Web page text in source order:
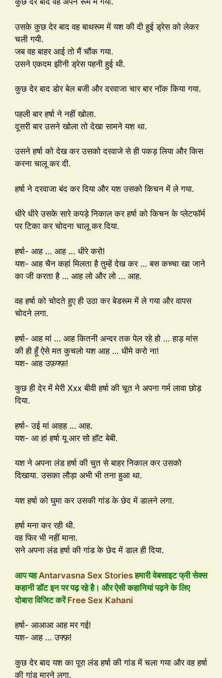
उसके कुछ देर बाद वह बाथरूम में यश की दी हुई ड्रेस को लेकर
चली गयी.
जब वह बाहर आई तो मैं चौंक गया.
उसने एकदम झीनी ड्रेस पहनी हुई थी.
कुछ देर बाद डोर बेल बजी और दरवाजा चार बार नॉक किया गया.
पहली बार हर्षा ने नहीं खोला.
दूसरी बार उसने खोला तो देखा सामने यश था.
उसने हर्षा को देख कर उसको दरवाजे से ही पकड़ लिया और किस
करना चालू कर दी.
हर्षा ने दरवाजा बंद कर दिया और यश उसको किचन में ले गया.
धीरे धीरे उसके सारे कपड़े निकाल कर हर्षा को किचन के प्लेटफॉर्म
पर टिका कर चोदना चालू कर दिया.
हर्षा- आह … आह … धीरे करो!
यश- आह चैन कहां मिलता है तुम्हें देख कर … बस कच्चा खा जाने
का जी करता है … आह लो और लो … आह.
वह हर्षा को चोदते हुए ही उठा कर बेडरूम में ले गया और वापस
चोदने लगा.
हर्षा- आह मां … आह कितनी अन्दर तक पेल रहे हो … हाड़ मांस
की ही हूँ ऐसे मत कुचलो यश आह … धीमे करो ना!
यश- आह उफ़फ्फ़!
कुछ ही देर में मेरी Xxx बीवी हर्षा की चूत ने अपना गर्म लावा छोड़
दिया.
हर्षा- उई मां आहह … आह.
यश- आ हां हर्षा यू आर सो हॉट बेबी.
यश ने अपना लंड हर्षा की चुत से बाहर निकाल कर उसको
दिखाया. उसका लौड़ा अभी भी तना हुआ था.
यश हर्षा को घुमा कर उसकी गांड के छेद में डालने लगा.
हर्षा मना कर रही थी.
वह फिर भी नहीं माना.
सने अपना लंड हर्षा की गांड के छेद में डाल ही दिया.
आप यहAntarvasna Sex Storiesहमारी वेबसाइट फ्री सेक्स
कहानी डॉट इन पर पढ़ रहे है। और ऐसी कहानियां पढ़ने के लिए
दोबारा विजिट करेंFree Sex Kahani
हर्षा- आआआ आह मर गई!
यश- आह … उफ्फ़!
कुछ देर बाद यश का पूरा लंड हर्षा की गांड में चला गया और वह हर्षा
की गांड मारने लगा.